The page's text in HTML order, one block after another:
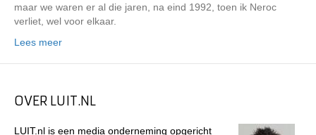
maar we waren er al die jaren, na eind 1992, toen ik Neroc
verliet, wel voor elkaar.
Lees meer
OVER LUIT.NL
LUIT.nl is een media onderneming opgericht